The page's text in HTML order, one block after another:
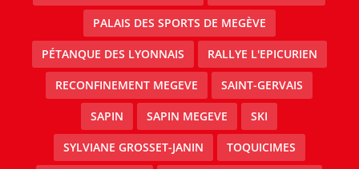
PALAIS DES SPORTS DE MEGÈVE
PÉTANQUE DES LYONNAIS RALLYE L'EPICURIEN
RECONFINEMENT MEGEVE SAINT-GERVAIS
SAPIN SAPIN MEGEVE SKI
SYLVIANE GROSSET-JANIN TOQUICIMES